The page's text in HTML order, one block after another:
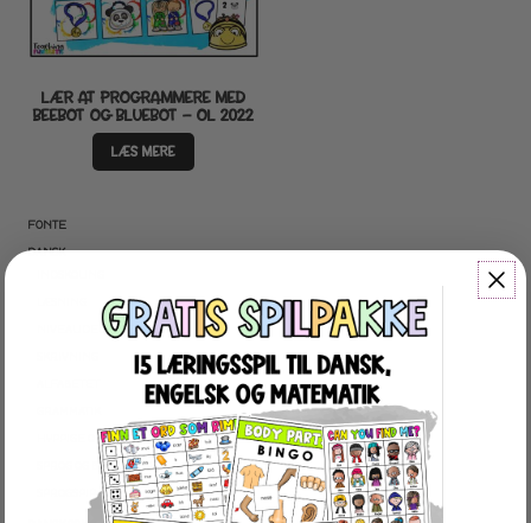
FONTE
DANSK
NIVEAUDELTE TEKSTER
HYPPIGE ORD
SPROG OG BEGREBER
SPROGSPIRALEN
LÆR AT PROGRAMMERE MED
BEEBOT OG BLUEBOT – OL 2022
LÆS MERE